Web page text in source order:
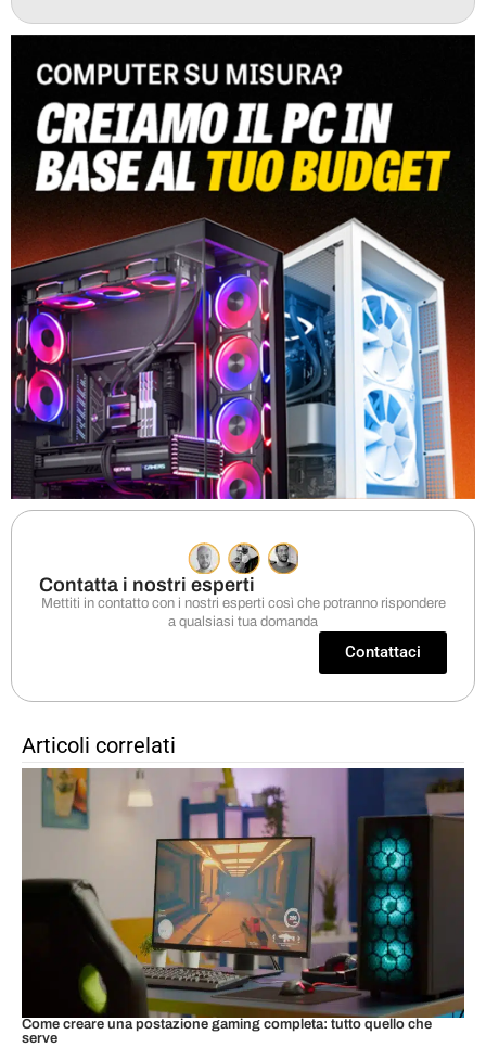
Contatta i nostri esperti
Mettiti in contatto con i nostri esperti così che potranno rispondere
a qualsiasi tua domanda
Contattaci
Articoli correlati
Come creare una postazione gaming completa: tutto quello che
serve